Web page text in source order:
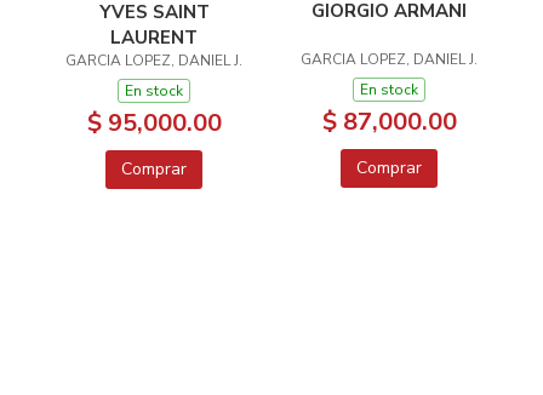
YVES SAINT
LAURENT
GARCIA LOPEZ, DANIEL J.
En stock
$ 95,000.00
Comprar
GIORGIO ARMANI
GARCIA LOPEZ, DANIEL J.
En stock
$ 87,000.00
Comprar